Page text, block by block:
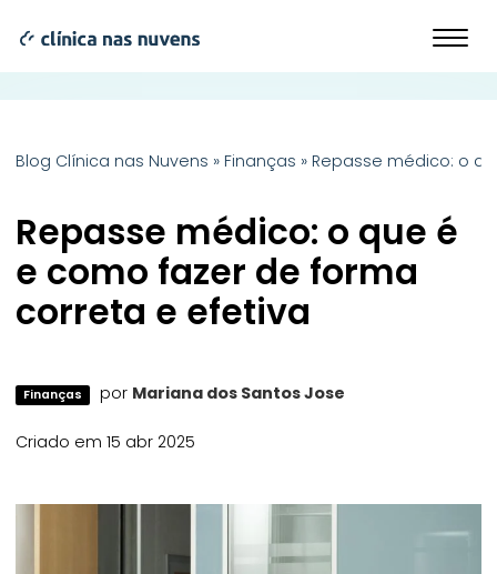
Blog Clínica nas Nuvens » Finanças » Repasse médico: o
Repasse médico: o que é
e como fazer de forma
correta e efetiva
Finanças por Mariana dos Santos Jose
Criado em 15 abr 2025